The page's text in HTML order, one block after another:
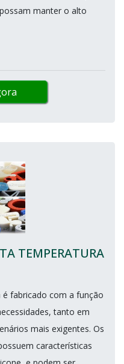
manter o alto
TEMPERATURA
fabricado com a função
tanto em
mais exigentes. Os
características